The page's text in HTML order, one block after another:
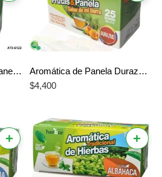
Increíble Aromática de Panela Yerba Buena Herbar – El Mejor Sabor Único y Refrescante Aromática de Panela Durazno Infusión de frutas y Panela Herbar x 25 Sobres
$4,400
+ +